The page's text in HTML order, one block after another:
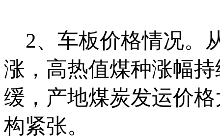
2、车板价格情况。
涨，高热值煤种涨幅
缓，产地煤炭发运价
构紧张。